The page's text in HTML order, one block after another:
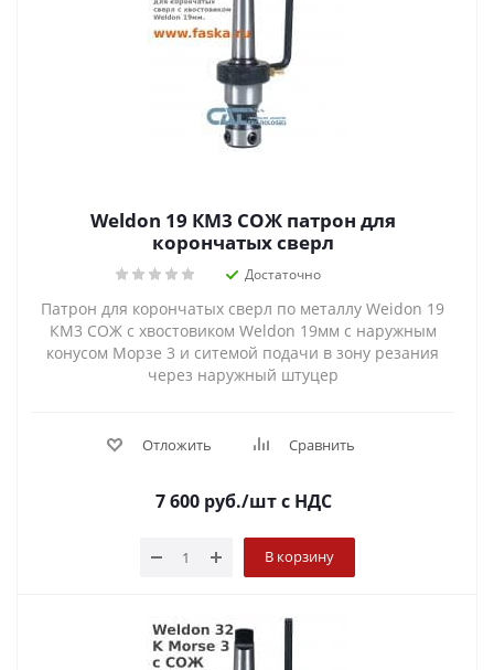
Weldon 19 КМ3 СОЖ патрон для
корончатых сверл
Достаточно
Патрон для корончатых сверл по металлу Weidon 19
КМ3 СОЖ с хвостовиком Weldon 19мм с наружным
конусом Морзе 3 и ситемой подачи в зону резания
через наружный штуцер
Отложить Сравнить
7 600руб./штс НДС
В корзину